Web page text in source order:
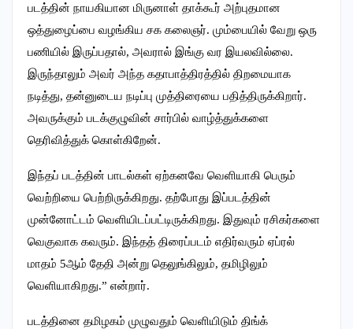
படத்தின் நாயகியான மிருனாள் தாக்கூர் அற்புதமான
ஒத்துழைப்பை வழங்கிய சக கலைஞர். மும்பையில் வேறு ஒரு
பணியில் இருப்பதால், அவரால் இங்கு வர இயலவில்லை.
இருந்தாலும் அவர் அந்த கதாபாத்திரத்தில் திறமையாக
நடித்து, தன்னுடைய நடிப்பு முத்திரையை பதித்திருக்கிறார்.
அவருக்கும் படக்குழுவின் சார்பில் வாழ்த்துக்களை
தெரிவித்துக் கொள்கிறேன்.
இந்தப் படத்தின் பாடல்கள் ஏற்கனவே வெளியாகி பெரும்
வெற்றியை பெற்றிருக்கிறது. தற்போது இப்படத்தின்
முன்னோட்டம் வெளியிடப்பட்டிருக்கிறது. இதுவும் ரசிகர்களை
வெகுவாக கவரும். இந்தத் திரைப்படம் எதிர்வரும் ஏப்ரல்
மாதம் 5ஆம் தேதி அன்று தெலுங்கிலும், தமிழிலும்
வெளியாகிறது.” என்றார்.
படத்தினை தமிழகம் முழுவதும் வெளியிடும் திங்க்